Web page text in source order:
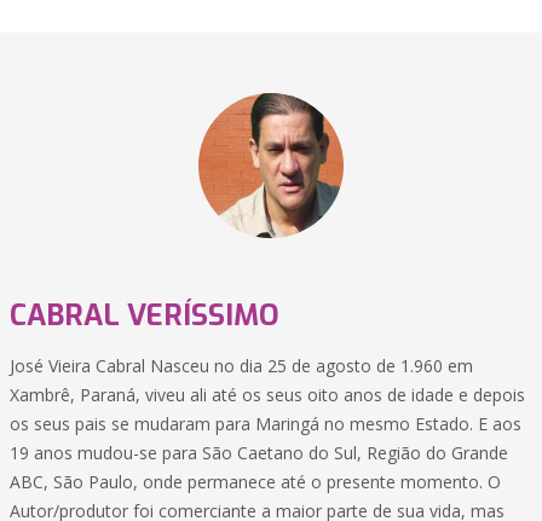
CABRAL VERÍSSIMO
José Vieira Cabral Nasceu no dia 25 de agosto de 1.960 em
Xambrê, Paraná, viveu ali até os seus oito anos de idade e depois
os seus pais se mudaram para Maringá no mesmo Estado. E aos
19 anos mudou-se para São Caetano do Sul, Região do Grande
ABC, São Paulo, onde permanece até o presente momento. O
Autor/produtor foi comerciante a maior parte de sua vida, mas